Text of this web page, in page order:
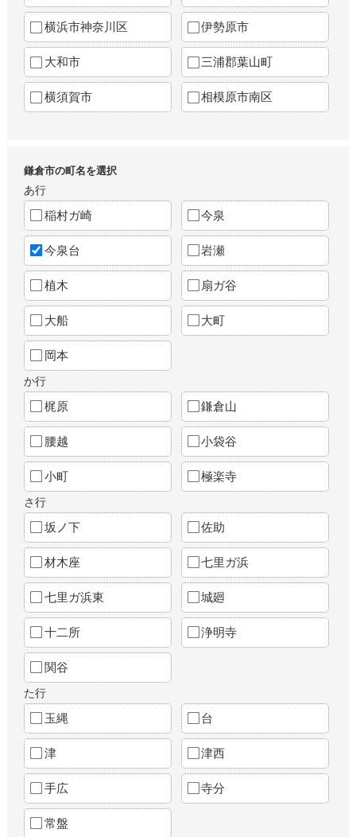
横浜市神奈川区 伊勢原市
大和市 三浦郡葉山町
横須賀市 相模原市南区
鎌倉市の町名を選択
あ行
稲村ガ崎 今泉
今泉台 岩瀬
植木 扇ガ谷
大船 大町
岡本
か行
梶原 鎌倉山
腰越 小袋谷
小町 極楽寺
さ行
坂ノ下 佐助
材木座 七里ガ浜
七里ガ浜東 城廻
十二所 浄明寺
関谷
た行
玉縄 台
津 津西
手広 寺分
常盤